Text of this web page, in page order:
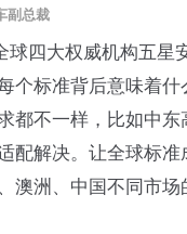
副总裁
四大权威机构五星
标准背后意味着什么？ 每
都不一样，比如中东
配解决。让全球标准
澳洲、中国不同市场
身结